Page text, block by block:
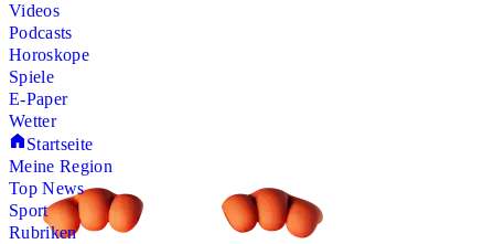
Videos
Podcasts
Horoskope
Spiele
E-Paper
Wetter
Startseite
Meine Region
Top News
Sport
Rubriken